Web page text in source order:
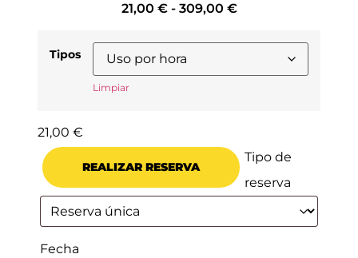
21,00 € - 309,00 €
Tipos
Limpiar
21,00 €
REALIZAR RESERVA
Tipo de
reserva
Fecha